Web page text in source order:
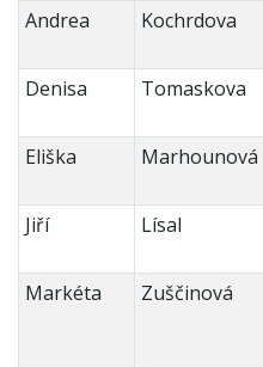
Andrea Kochrdova
Denisa Tomaskova
Eliška Marhounová
Jiří Lísal
Markéta Zuščinová